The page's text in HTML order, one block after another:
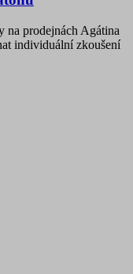
na prodejnách Agátina
individuální zkoušení